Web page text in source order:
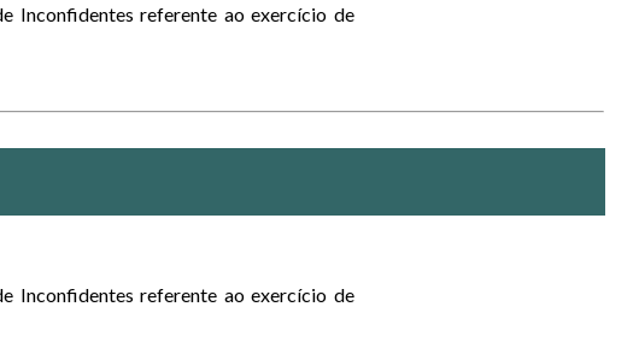
Inconfidentes referente ao exercício de
Inconfidentes referente ao exercício de